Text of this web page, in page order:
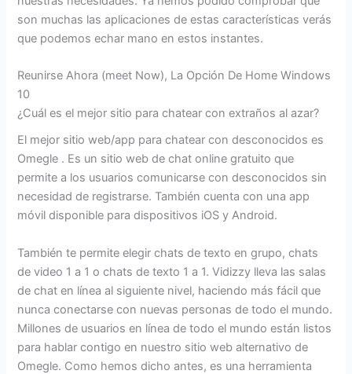
son muchas las aplicaciones de estas características verás
que podemos echar mano en estos instantes.
Reunirse Ahora (meet Now), La Opción De Home Windows
10
¿Cuál es el mejor sitio para chatear con extraños al azar?
El mejor sitio web/app para chatear con desconocidos es
Omegle . Es un sitio web de chat online gratuito que
permite a los usuarios comunicarse con desconocidos sin
necesidad de registrarse. También cuenta con una app
móvil disponible para dispositivos iOS y Android.
También te permite elegir chats de texto en grupo, chats
de video 1 a 1 o chats de texto 1 a 1. Vidizzy lleva las salas
de chat en línea al siguiente nivel, haciendo más fácil que
nunca conectarse con nuevas personas de todo el mundo.
Millones de usuarios en línea de todo el mundo están listos
para hablar contigo en nuestro sitio web alternativo de
Omegle. Como hemos dicho antes, es una herramienta